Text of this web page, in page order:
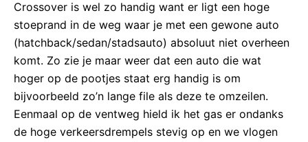
Crossover is wel zo handig want er ligt een hoge
stoeprand in de weg waar je met een gewone auto
(hatchback/sedan/stadsauto) absoluut niet overheen
komt. Zo zie je maar weer dat een auto die wat
hoger op de pootjes staat erg handig is om
bijvoorbeeld zo’n lange file als deze te omzeilen.
Eenmaal op de ventweg hield ik het gas er ondanks
de hoge verkeersdrempels stevig op en we vlogen